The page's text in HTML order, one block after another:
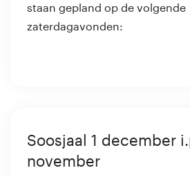
staan gepland op de volgende
zaterdagavonden:
Soosjaal 1 december
november